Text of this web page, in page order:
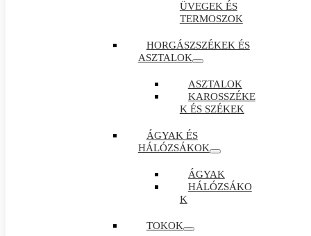
ÜVEGEK ÉS
TERMOSZOK
HORGÁSZSZÉKEK ÉS
ASZTALOK
ASZTALOK
KAROSSZÉKE
K ÉS SZÉKEK
ÁGYAK ÉS
HÁLÓZSÁKOK
ÁGYAK
HÁLÓZSÁKO
K
TOKOK